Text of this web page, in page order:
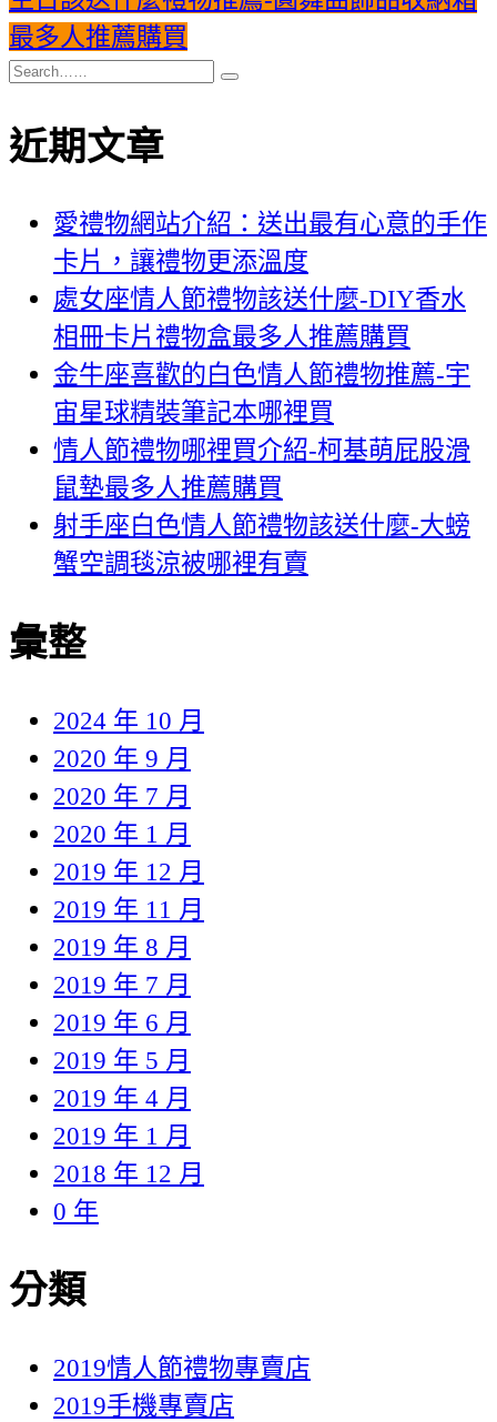
最多人推薦購買
近期文章
愛禮物網站介紹：送出最有心意的手作
卡片，讓禮物更添溫度
處女座情人節禮物該送什麼-DIY香水
相冊卡片禮物盒最多人推薦購買
金牛座喜歡的白色情人節禮物推薦-宇
宙星球精裝筆記本哪裡買
情人節禮物哪裡買介紹-柯基萌屁股滑
鼠墊最多人推薦購買
射手座白色情人節禮物該送什麼-大螃
蟹空調毯涼被哪裡有賣
彙整
2024 年 10 月
2020 年 9 月
2020 年 7 月
2020 年 1 月
2019 年 12 月
2019 年 11 月
2019 年 8 月
2019 年 7 月
2019 年 6 月
2019 年 5 月
2019 年 4 月
2019 年 1 月
2018 年 12 月
0 年
分類
2019情人節禮物專賣店
2019手機專賣店